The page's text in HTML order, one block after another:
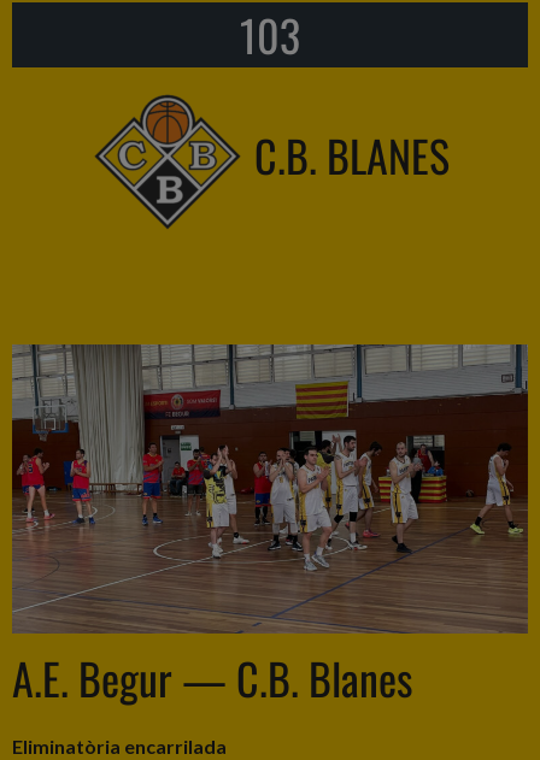
103
C.B. BLANES
A.E. Begur — C.B. Blanes
Eliminatòria encarrilada